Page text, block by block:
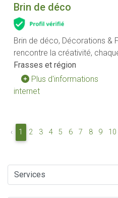
Brin de déco
Brin de déco, Décorations &
rencontre la créativité,
Frasses et région
Plus d'informations
internet
‹ 1 2 3 4 5 6 7 8 9 10